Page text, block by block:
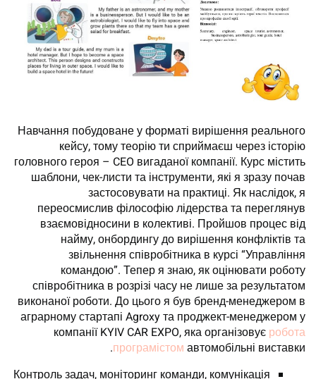
Навчання побудоване у форматі вирішення реального
кейсу, тому теорію ти сприймаєш через історію
головного героя – CEO вигаданої компанії. Курс містить
шаблони, чек-листи та інструменти, які я зразу почав
застосовувати на практиці. Як наслідок, я
переосмислив філософію лідерства та переглянув
взаємовідносини в колективі. Пройшов процес від
найму, онбордингу до вирішення конфліктів та
звільнення співробітника в курсі “Управління
командою”. Тепер я знаю, як оцінювати роботу
співробітника в розрізі часу не лише за результатом
виконаної роботи. До цього я був бренд-менеджером в
аграрному стартапі Agroxy та проджект-менеджером у
компанії KYIV CAR EXPO, яка організовує робота
програмістом автомобільні виставки.
Контроль задач, моніторинг команди, комунікація